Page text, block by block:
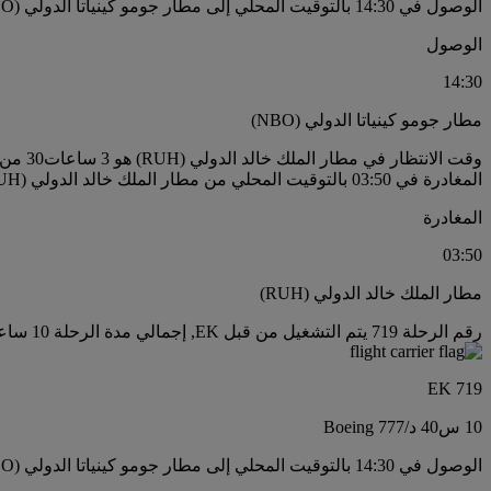
الوصول في 14:30 بالتوقيت المحلي إلى مطار جومو كينياتا الدولي (NBO)
الوصول
14:30
مطار جومو كينياتا الدولي (NBO)
وقت الانتظار في مطار الملك خالد الدولي (RUH) هو 3 ساعات30 من الدقائق
المغادرة في 03:50 بالتوقيت المحلي من مطار الملك خالد الدولي (RUH)
المغادرة
03:50
مطار الملك خالد الدولي (RUH)
رقم الرحلة 719 يتم التشغيل من قبل EK, إجمالي مدة الرحلة 10 ساعات40 من الدقائق, نوع الطائرة Boeing 777
EK 719
10 س 40 د /
Boeing 777
الوصول في 14:30 بالتوقيت المحلي إلى مطار جومو كينياتا الدولي (NBO)